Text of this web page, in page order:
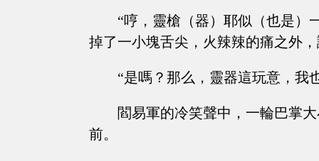
“哼，靈槍（器）耶似（也是）
掉了一小塊舌尖，火辣辣的痛之外
“是嗎？那么，靈器這玩意，我
閻易軍的冷笑聲中，一輪巴掌
前。